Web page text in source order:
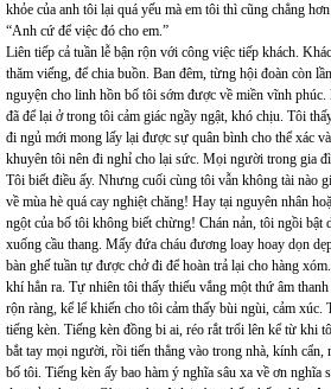
khỏe của anh tôi lại quá yếu mà em tôi thì cũng chẳng
“Anh cứ để việc đó cho em.”
Liên tiếp cả tuần lễ bận rộn với công việc tiếp khách.
thăm viếng, để chia buồn. Ban đêm, từng hội đoàn còn
nguyện cho linh hồn bố tôi sớm được về miền vĩnh
đã để lại ở trong tôi cảm giác ngầy ngật, khó chịu. Tôi
đi ngủ mới mong lấy lại được sự quân bình cho thể xác
khuyên tôi nên đi nghỉ cho lại sức. Mọi người trong gia
Tôi biết điều ấy. Nhưng cuối cùng tôi vẫn không tài nào
về mùa hè quá cay nghiệt chăng! Hay tại nguyên nhân
ngột của bố tôi không biết chừng! Chán nản, tôi ngồi bật
xuống cầu thang. Mấy đứa cháu đương loay hoay dọn
bàn ghế tuần tự được chở đi để hoàn trả lại cho hàng
khí hẳn ra. Tự nhiên tôi thấy thiếu vắng một thứ âm
rộn ràng, kể lể khiến cho tôi cảm thấy bùi ngùi, cảm
tiếng kèn. Tiếng kèn đồng bi ai, réo rắt trổi lên kể từ khi
bắt tay mọi người, rồi tiến thẳng vào trong nhà, kính
bố tôi. Tiếng kèn ấy bao hàm ý nghĩa sâu xa về ơn nghĩa